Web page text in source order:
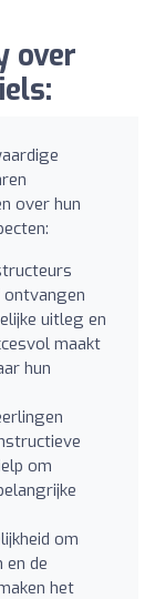
over
over hun
ontvangen
uitleg en
maakt
hun
om
om
en de
het